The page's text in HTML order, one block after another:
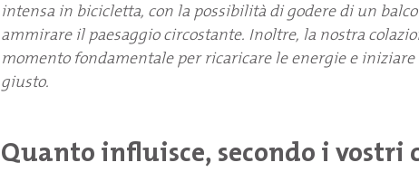
intensa in bicicletta, con la possibilità di godere di un
ammirare il paesaggio circostante. Inoltre, la nostra
momento fondamentale per ricaricare le energie e
giusto.
Quanto influisce, secondo i vostri